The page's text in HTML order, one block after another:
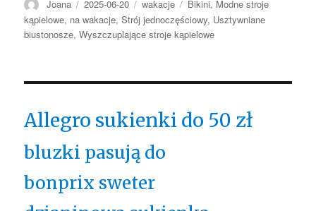
Autor
Joana Opublikowano
2025-06-20 Kategorie
wakacje Tagi
Bikini, Modne stroje
kąpielowe, na wakacje,Strój jednoczęściowy, Usztywniane
biustonosze,Wyszczuplające stroje kąpielowe
Allegro sukienki do 50 zł
bluzki pasują do
bonprix sweter